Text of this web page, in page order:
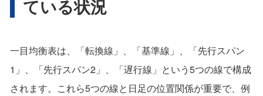
ている状況
一目均衡表は、「転換線」、「基準線」、「先行スパン
1」、「先行スパン2」、「遅行線」という5つの線で構成
されます。これら5つの線と日足の位置関係が重要で、例